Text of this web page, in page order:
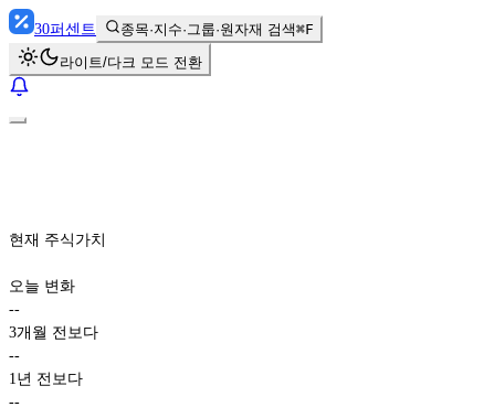
30퍼센트 종목·지수·그룹·원자재 검색⌘F
라이트/다크 모드 전환
현재 주식가치
오늘 변화
--
3개월 전보다
--
1년 전보다
--